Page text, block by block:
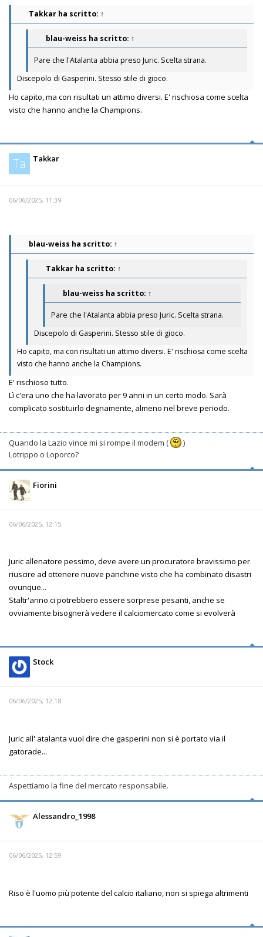
Takkar ha scritto: ↑
blau-weiss ha scritto: ↑
Pare che l'Atalanta abbia preso Juric. Scelta strana.
Discepolo di Gasperini. Stesso stile di gioco.
Ho capito, ma con risultati un attimo diversi. E' rischiosa come scelta
visto che hanno anche la Champions.
Ta Takkar
06/06/2025, 11:39
blau-weiss ha scritto: ↑
Takkar ha scritto: ↑
blau-weiss ha scritto: ↑
Pare che l'Atalanta abbia preso Juric. Scelta strana.
Discepolo di Gasperini. Stesso stile di gioco.
Ho capito, ma con risultati un attimo diversi. E' rischiosa come scelta
visto che hanno anche la Champions.
E' rischioso tutto.
Lì c'era uno che ha lavorato per 9 anni in un certo modo. Sarà
complicato sostituirlo degnamente, almeno nel breve periodo.
Quando la Lazio vince mi si rompe il modem (
)
Lotrippo o Loporco?
Fiorini
06/06/2025, 12:15
Juric allenatore pessimo, deve avere un procuratore bravissimo per
riuscire ad ottenere nuove panchine visto che ha combinato disastri
ovunque...
Staltr'anno ci potrebbero essere sorprese pesanti, anche se
ovviamente bisognerà vedere il calciomercato come si evolverà
Stock
06/06/2025, 12:18
Juric all' atalanta vuol dire che gasperini non si è portato via il
gatorade...
Aspettiamo la fine del mercato responsabile.
Alessandro_1998
06/06/2025, 12:59
Riso è l'uomo più potente del calcio italiano, non si spiega altrimenti